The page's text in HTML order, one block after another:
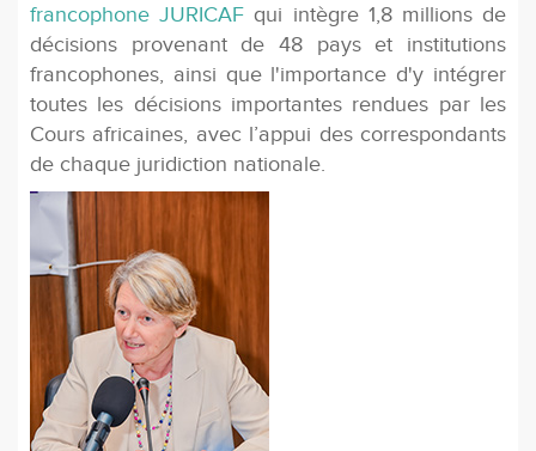
francophone JURICAF qui intègre 1,8 millions de
décisions provenant de 48 pays et institutions
francophones, ainsi que l'importance d'y intégrer
toutes les décisions importantes rendues par les
Cours africaines, avec l’appui des correspondants
de chaque juridiction nationale.